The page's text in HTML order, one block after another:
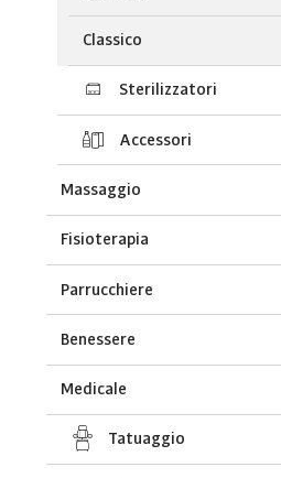
Classico
Sterilizzatori
Accessori
Massaggio
Fisioterapia
Parrucchiere
Benessere
Medicale
Tatuaggio